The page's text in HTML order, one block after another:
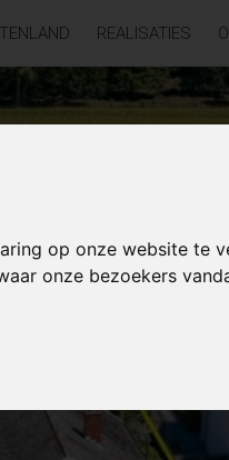
op onze website te
onze bezoekers
REALISATIES